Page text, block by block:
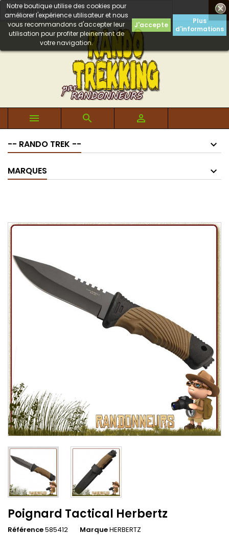

Notre boutique utilise des cookies pour
améliorer l'expérience utilisateur et nous
vous recommandons d'accepter leur
utilisation pour profiter pleinement de
votre navigation.
J'accepte
Plus
d'informations
  
-- RANDO TREK --
MARQUES
Poignard Tactical Herbertz
Référence585412 MarqueHERBERTZ